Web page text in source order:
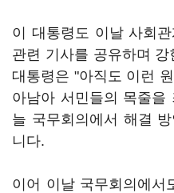
이 대통령도 이날 사회
관련 기사를 공유하며 강
대통령은 "아직도 이런
아남아 서민들의 목줄을
늘 국무회의에서 해결
니다.
이어 이날 국무회의에서